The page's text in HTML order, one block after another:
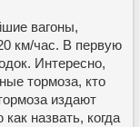
вагоны,
км/час. В первую
Интересно,
тормоза, кто
издают
назвать, когда